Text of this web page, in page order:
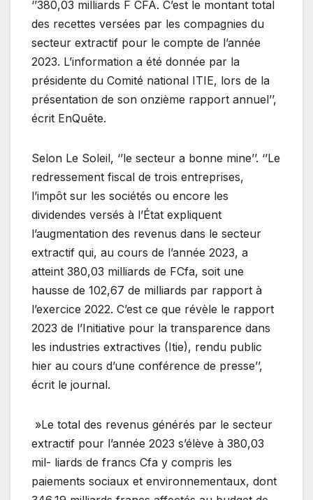
‘’380,03 milliards F CFA. C’est le montant total
des recettes versées par les compagnies du
secteur extractif pour le compte de l’année
2023. L’information a été donnée par la
présidente du Comité national ITIE, lors de la
présentation de son onzième rapport annuel’’,
écrit EnQuête.
Selon Le Soleil, ‘’le secteur a bonne mine’’. ‘’Le
redressement fiscal de trois entreprises,
l’impôt sur les sociétés ou encore les
dividendes versés à l’État expliquent
l’augmentation des revenus dans le secteur
extractif qui, au cours de l’année 2023, a
atteint 380,03 milliards de FCfa, soit une
hausse de 102,67 de milliards par rapport à
l’exercice 2022. C’est ce que révèle le rapport
2023 de l’Initiative pour la transparence dans
les industries extractives (Itie), rendu public
hier au cours d’une conférence de presse’’,
écrit le journal.
»Le total des revenus générés par le secteur
extractif pour l’année 2023 s’élève à 380,03
mil- liards de francs Cfa y compris les
paiements sociaux et environnementaux, dont